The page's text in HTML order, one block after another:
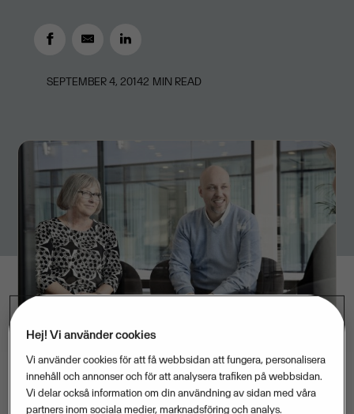
SEPTEMBER 4, 20142 MIN READ
Hej! Vi använder cookies
Vi använder cookies för att få webbsidan att fungera, personalisera
innehåll och annonser och för att analysera trafiken på webbsidan.
Vi delar också information om din användning av sidan med våra
partners inom sociala medier, marknadsföring och analys.